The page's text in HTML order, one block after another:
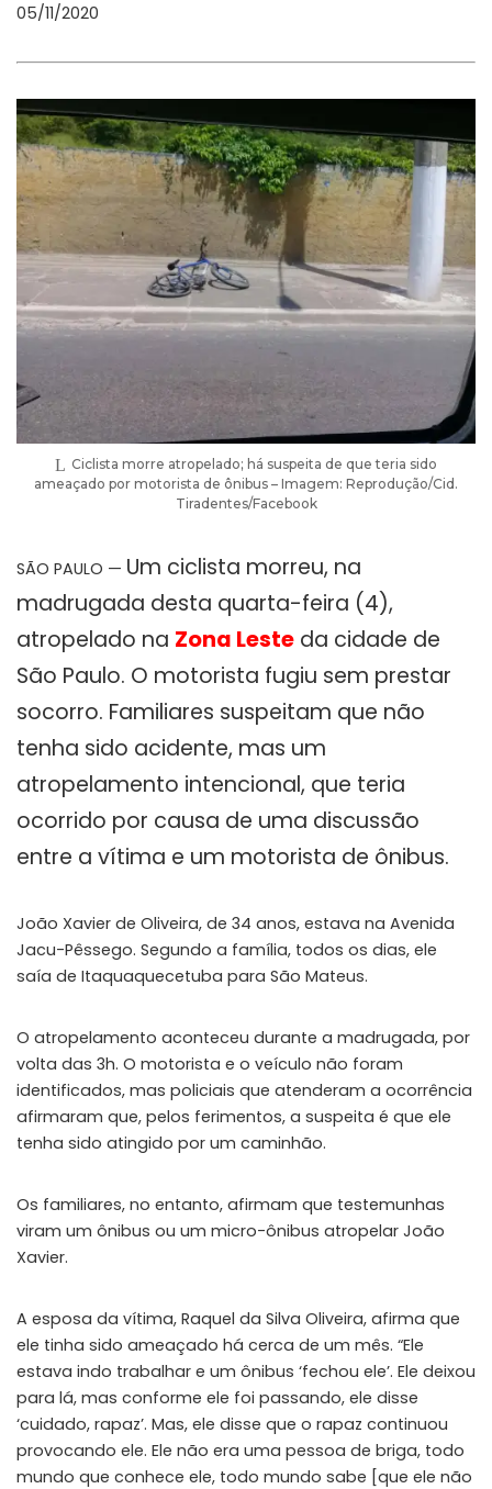
05/11/2020
Ciclista morre atropelado; há suspeita de que teria sido
ameaçado por motorista de ônibus – Imagem: Reprodução/Cid.
Tiradentes/Facebook
SÃO PAULO — Um ciclista morreu, na
madrugada desta quarta-feira (4),
atropelado na Zona Leste da cidade de
São Paulo. O motorista fugiu sem prestar
socorro. Familiares suspeitam que não
tenha sido acidente, mas um
atropelamento intencional, que teria
ocorrido por causa de uma discussão
entre a vítima e um motorista de ônibus.
João Xavier de Oliveira, de 34 anos, estava na Avenida
Jacu-Pêssego. Segundo a família, todos os dias, ele
saía de Itaquaquecetuba para São Mateus.
O atropelamento aconteceu durante a madrugada, por
volta das 3h. O motorista e o veículo não foram
identificados, mas policiais que atenderam a ocorrência
afirmaram que, pelos ferimentos, a suspeita é que ele
tenha sido atingido por um caminhão.
Os familiares, no entanto, afirmam que testemunhas
viram um ônibus ou um micro-ônibus atropelar João
Xavier.
A esposa da vítima, Raquel da Silva Oliveira, afirma que
ele tinha sido ameaçado há cerca de um mês. “Ele
estava indo trabalhar e um ônibus ‘fechou ele’. Ele deixou
para lá, mas conforme ele foi passando, ele disse
‘cuidado, rapaz’. Mas, ele disse que o rapaz continuou
provocando ele. Ele não era uma pessoa de briga, todo
mundo que conhece ele, todo mundo sabe [que ele não